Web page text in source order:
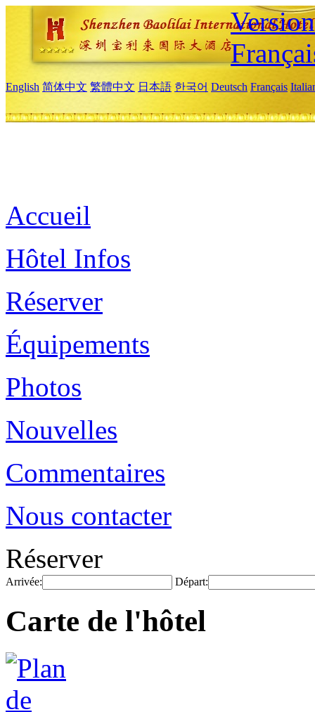
English 简体中文 繁體中文 日本語 한국어 Deutsch Français
Accueil
Hôtel Infos
Réserver
Équipements
Photos
Nouvelles
Commentaires
Nous contacter
Réserver
Arrivée: Départ:
Carte de l'hôtel